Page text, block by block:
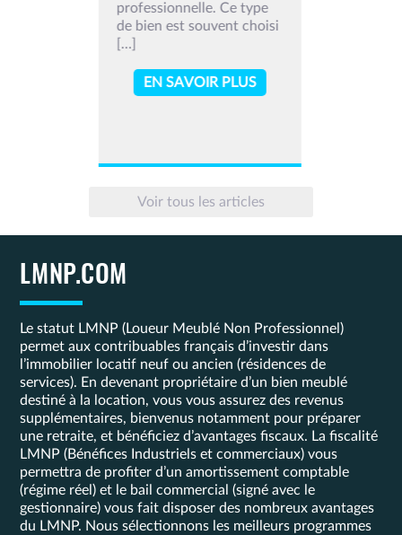
professionnelle. Ce type
de bien est souvent choisi
[…]
EN SAVOIR PLUS
Voir tous les articles
LMNP.COM
Le statut LMNP (Loueur Meublé Non Professionnel)
permet aux contribuables français d’investir dans
l’immobilier locatif neuf ou ancien (résidences de
services). En devenant propriétaire d’un bien meublé
destiné à la location, vous vous assurez des revenus
supplémentaires, bienvenus notamment pour préparer
une retraite, et bénéficiez d’avantages fiscaux. La fiscalité
LMNP (Bénéfices Industriels et commerciaux) vous
permettra de profiter d’un amortissement comptable
(régime réel) et le bail commercial (signé avec le
gestionnaire) vous fait disposer des nombreux avantages
du LMNP. Nous sélectionnons les meilleurs programmes